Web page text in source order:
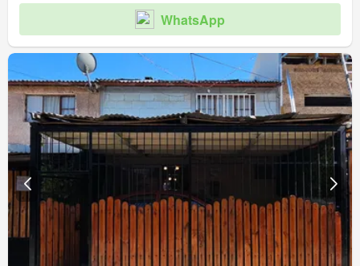
WhatsApp